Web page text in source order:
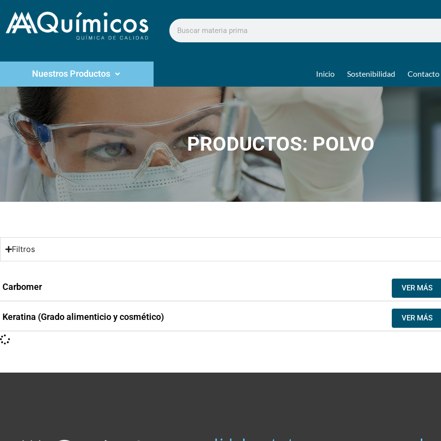
Nuestros Productos Inicio Sostenibilidad Contacto
PRODUCTOS: POLVO
Filtros
Carbomer VER MÁS
Keratina (Grado alimenticio y cosmético) VER MÁS